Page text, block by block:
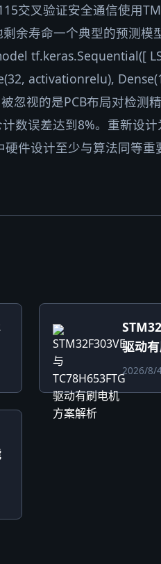
交叉验证安全通信使用
余寿命一个典型的预测
tf.keras.Sequential([
activationrelu),
忽视的是PCB布局对检测
数误差达到8%。重新设
件设计至少与算法同等重
驱动
2026/8/